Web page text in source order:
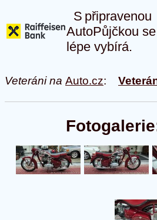
S připravenou
AutoPůjčkou
lépe vybírá.
Veteráni na Auto.cz: